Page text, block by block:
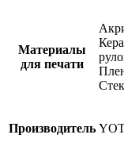
Материалы
для печати
Производитель